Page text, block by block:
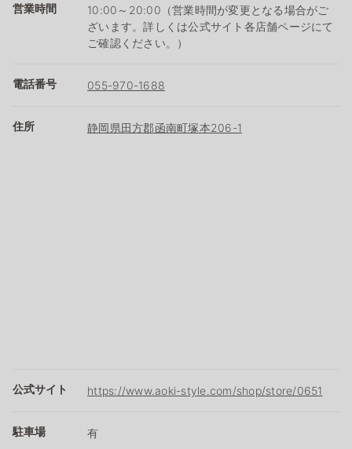
営業時間
10:00～20:00（営業時間が変更となる場合がご
ざいます。詳しくは公式サイト各店舗ページにて
ご確認ください。）
電話番号 055-970-1688
住所 静岡県田方郡函南町塚本206-1
公式サイト https://www.aoki-style.com/shop/store/0651
駐車場 有